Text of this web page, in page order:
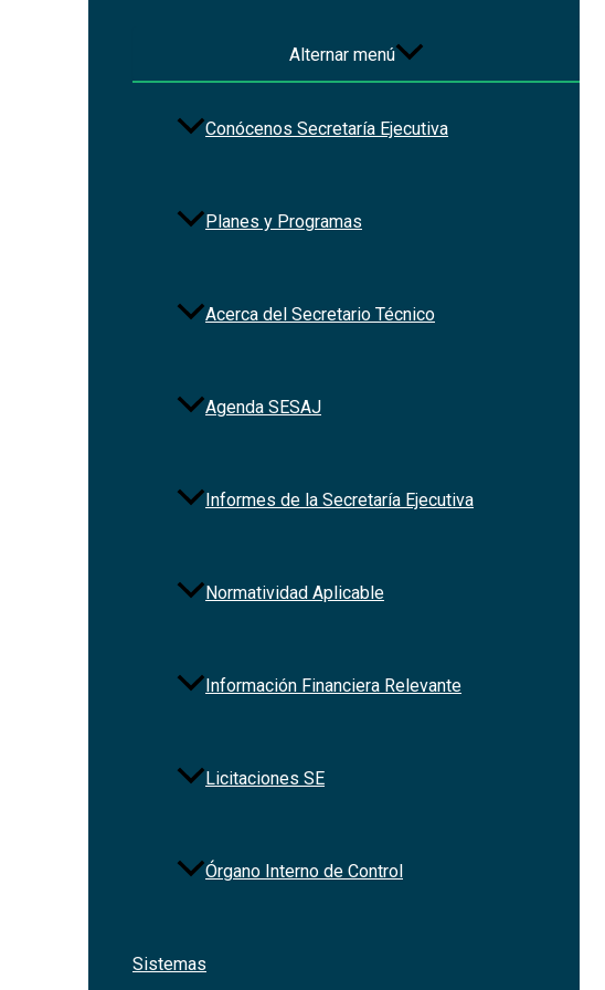
Alternar menú
Conócenos Secretaría Ejecutiva
Planes y Programas
Acerca del Secretario Técnico
Agenda SESAJ
Informes de la Secretaría Ejecutiva
Normatividad Aplicable
Información Financiera Relevante
Licitaciones SE
Órgano Interno de Control
Sistemas